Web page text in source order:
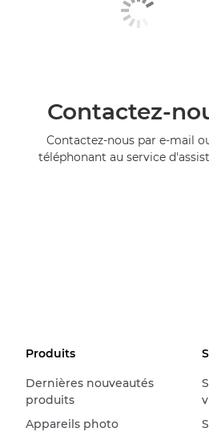
Contactez-
Contactez-nous par e-mail
téléphonant au service
Produits
Dernières nouveautés
produits
Appareils photo